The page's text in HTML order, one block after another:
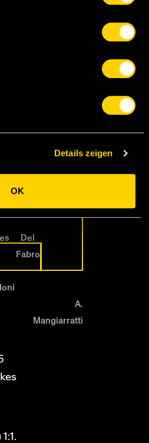
Details zeigen
OK
Del
Fabro
A.
Mangiarratti